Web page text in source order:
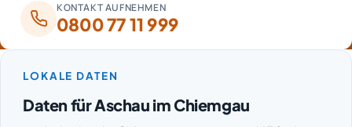
KONTAKT AUFNEHMEN
0800 77 11 999
LOKALE DATEN
Daten für Aschau im Chiemgau